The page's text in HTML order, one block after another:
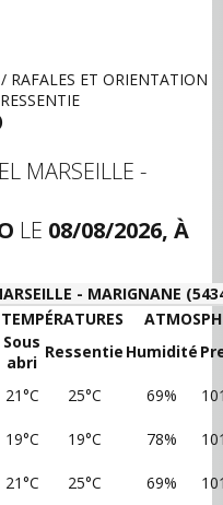
RAFALES ET ORIENTATION
MARSEILLE -
LE 08/08/2026, À
- MARIGNANE
TEMPÉRATURES
Sous
abri
Ressentie Humidité
21°C 25°C 69%
19°C 19°C 78%
21°C 25°C 69%